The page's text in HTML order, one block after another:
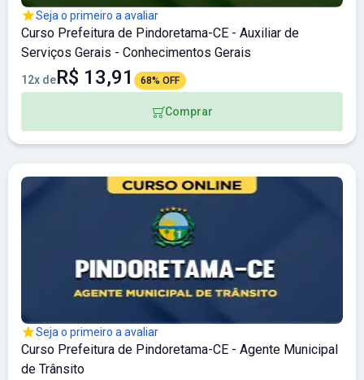
Seja o primeiro a avaliar
Curso Prefeitura de Pindoretama-CE - Auxiliar de
Serviços Gerais - Conhecimentos Gerais
12x deR$ 13,91 68% OFF
Comprar
Seja o primeiro a avaliar
Curso Prefeitura de Pindoretama-CE - Agente Municipal
de Trânsito